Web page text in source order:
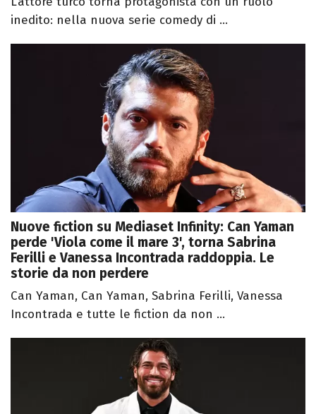
inedito: nella nuova serie comedy di ...
Nuove fiction su Mediaset Infinity: Can Yaman
perde 'Viola come il mare 3', torna Sabrina
Ferilli e Vanessa Incontrada raddoppia. Le
storie da non perdere
Can Yaman, Can Yaman, Sabrina Ferilli, Vanessa
Incontrada e tutte le fiction da non ...